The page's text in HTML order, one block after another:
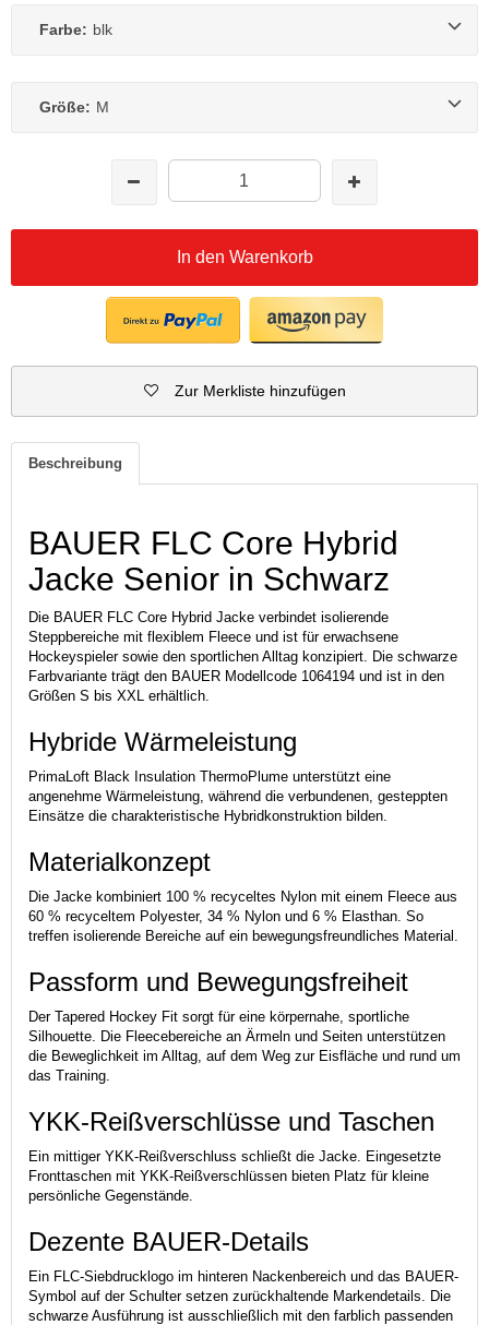
Farbe: blk
Größe: M
In den Warenkorb
Zur Merkliste hinzufügen
Beschreibung
BAUER FLC Core Hybrid
Jacke Senior in Schwarz
Die BAUER FLC Core Hybrid Jacke verbindet isolierende
Steppbereiche mit flexiblem Fleece und ist für erwachsene
Hockeyspieler sowie den sportlichen Alltag konzipiert. Die schwarze
Farbvariante trägt den BAUER Modellcode 1064194 und ist in den
Größen S bis XXL erhältlich.
Hybride Wärmeleistung
PrimaLoft Black Insulation ThermoPlume unterstützt eine
angenehme Wärmeleistung, während die verbundenen, gesteppten
Einsätze die charakteristische Hybridkonstruktion bilden.
Materialkonzept
Die Jacke kombiniert 100 % recyceltes Nylon mit einem Fleece aus
60 % recyceltem Polyester, 34 % Nylon und 6 % Elasthan. So
treffen isolierende Bereiche auf ein bewegungsfreundliches Material.
Passform und Bewegungsfreiheit
Der Tapered Hockey Fit sorgt für eine körpernahe, sportliche
Silhouette. Die Fleecebereiche an Ärmeln und Seiten unterstützen
die Beweglichkeit im Alltag, auf dem Weg zur Eisfläche und rund um
das Training.
YKK-Reißverschlüsse und Taschen
Ein mittiger YKK-Reißverschluss schließt die Jacke. Eingesetzte
Fronttaschen mit YKK-Reißverschlüssen bieten Platz für kleine
persönliche Gegenstände.
Dezente BAUER-Details
Ein FLC-Siebdrucklogo im hinteren Nackenbereich und das BAUER-
Symbol auf der Schulter setzen zurückhaltende Markendetails. Die
schwarze Ausführung ist ausschließlich mit den farblich passenden